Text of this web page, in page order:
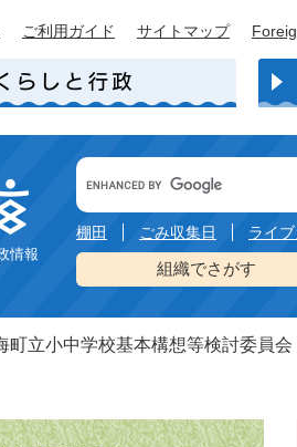
ご利用ガイド サイトマップ
情報
Google
カ
ス
タ
ム
検
索
棚田 ごみ収集日 ライ
組織でさがす
町立小中学校基本構想等検討委員会